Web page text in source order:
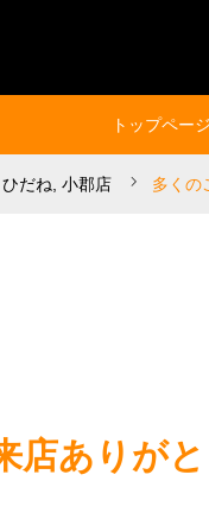
トップページ
ひだね 小郡店 多くの
店ありが